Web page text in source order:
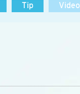
Tip Video